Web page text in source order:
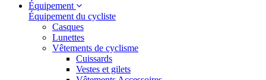
Équipement
Équipement du cycliste
Casques
Lunettes
Vêtements de cyclisme
Cuissards
Vestes et gilets